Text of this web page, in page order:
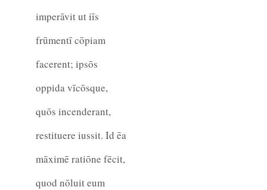
imperāvit ut iīs
frūmentī cōpiam
facerent; ipsōs
oppida vīcōsque,
quōs incenderant,
restituere iussit. Id ēa
māximē ratiōne fēcit,
quod nōluit eum